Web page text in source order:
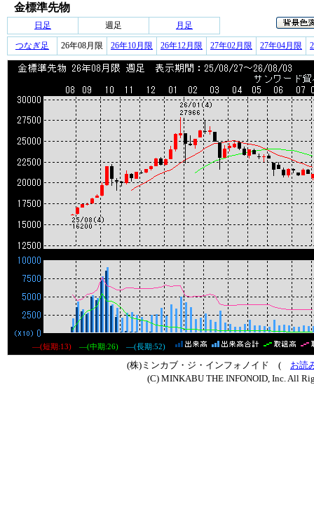
金標準先物
日足 週足 月足
つなぎ足 26年08月限 26年10月限 26年12月限 27年02月限 27年04月限
―(短期:13) ―(中期:26) ―(長期:52)
(株)ミンカブ・ジ・インフォノイド ( お読
(C) MINKABU THE INFONOID, Inc. All